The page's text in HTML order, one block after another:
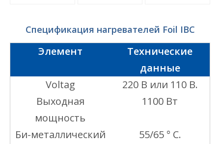
Спецификация нагревателей Foil IBC
Элемент
Технические
данные
Voltag
220 В или 110 В.
Выходная
мощность
1100 Вт
Би-металлический 55/65 ° C.